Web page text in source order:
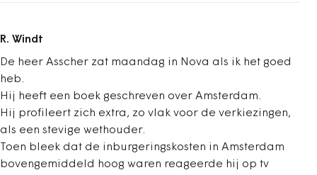
R. Windt
De heer Asscher zat maandag in Nova als ik het goed
heb.
Hij heeft een boek geschreven over Amsterdam.
Hij profileert zich extra, zo vlak voor de verkiezingen,
als een stevige wethouder.
Toen bleek dat de inburgeringskosten in Amsterdam
bovengemiddeld hoog waren reageerde hij op tv